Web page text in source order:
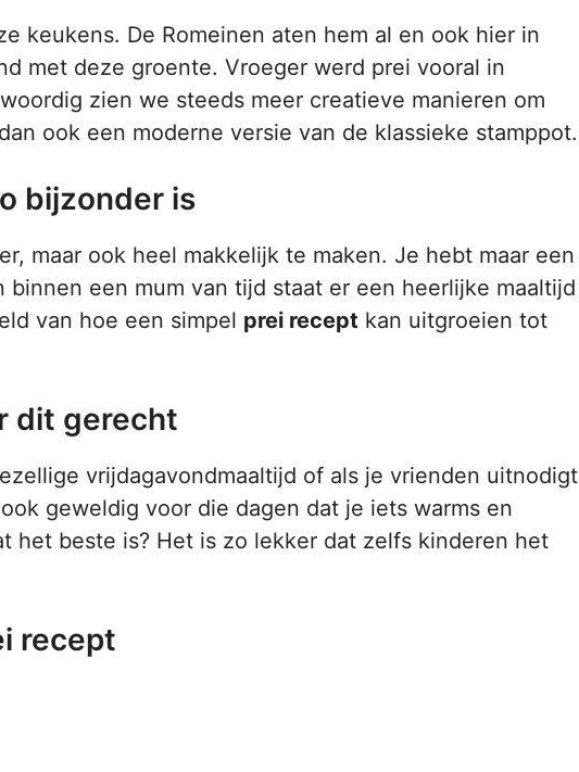
keukens. De Romeinen aten hem al en ook hier in
met deze groente. Vroeger werd prei vooral in
zien we steeds meer creatieve manieren om
ook een moderne versie van de klassieke stamppot.
bijzonder is
maar ook heel makkelijk te maken. Je hebt maar een
een mum van tijd staat er een heerlijke maaltijd
van hoe een simpel prei recept kan uitgroeien tot
dit gerecht
vrijdagavondmaaltijd of als je vrienden uitnodigt
geweldig voor die dagen dat je iets warms en
het beste is? Het is zo lekker dat zelfs kinderen het
recept